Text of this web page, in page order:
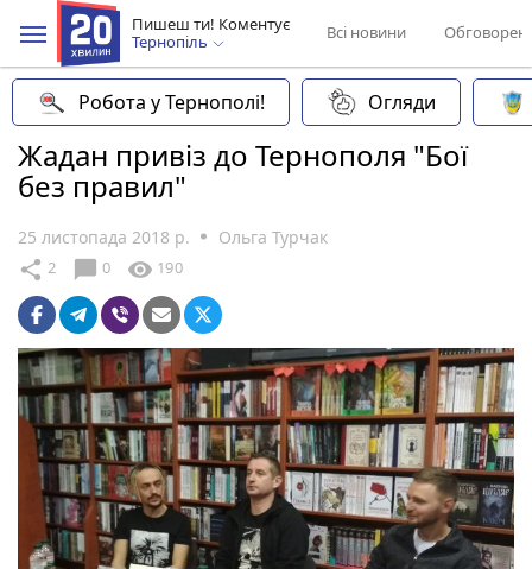
Пишеш ти! Коментує
Тернопіль
Всі новини
Робота у Тернополі! Огляди
Жадан привіз до Тернополя "Бої
без правил"
25 листопада 2018 р. Ольга Турчак
share 2 chat_bubble 0 visibility 190